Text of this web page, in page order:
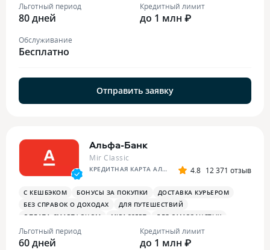
Льготный период
80 дней
Кредитный лимит
до 1 млн ₽
Обслуживание
Бесплатно
Отправить заявку
Альфа-Банк
Mir Classic
КРЕДИТНАЯ КАРТА АЛЬФА-БАНКА 4.8 12 371 отзыв
С КЕШБЭКОМ БОНУСЫ ЗА ПОКУПКИ
ДОСТАВКА КУРЬЕРОМ
БЕЗ СПРАВОК О ДОХОДАХ
ДЛЯ ПУТЕШЕСТВИЙ
ОПЛАТА СМАРТФОНОМ
MIRACCEPT
ДЛЯ САМОЗАНЯТЫХ
ПЛАТЕЖНЫЙ СТИКЕР
Льготный период
60 дней
Кредитный лимит
до 1 млн ₽